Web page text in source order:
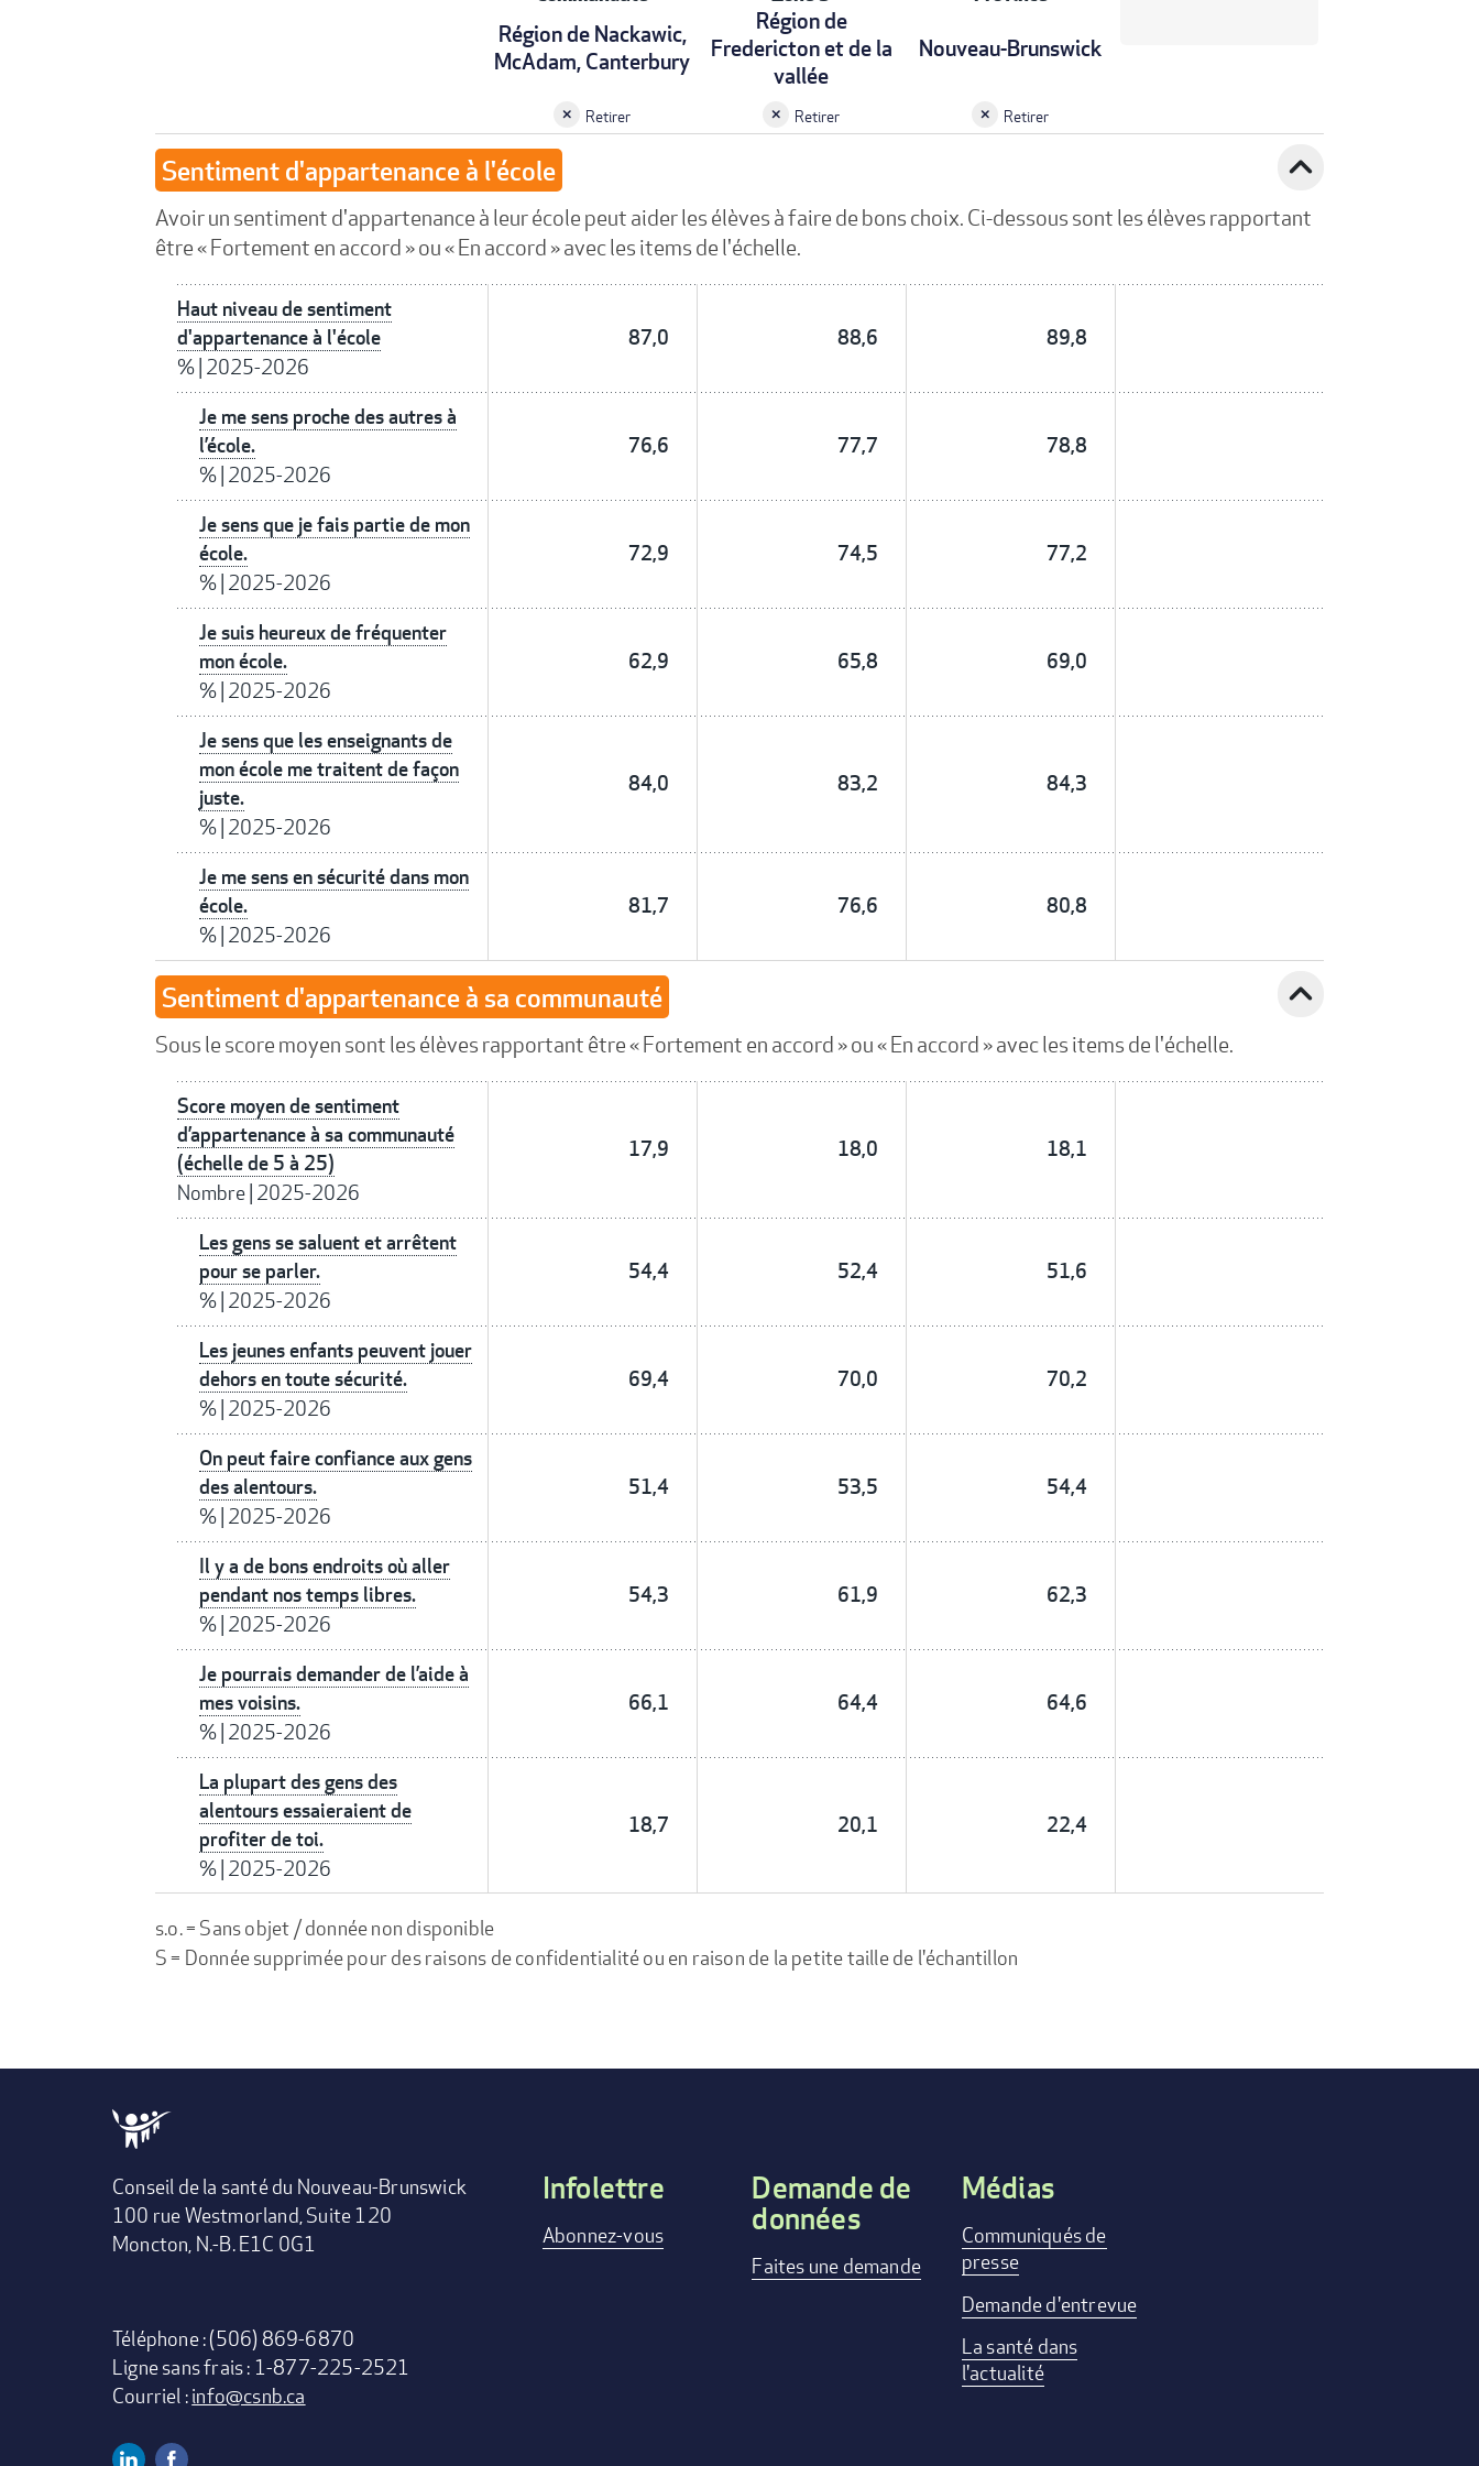
Région de Nackawic,
McAdam, Canterbury
Retirer
Région de
Fredericton et de la
vallée
Retirer
Nouveau-Brunswick
Retirer
Sentiment d'appartenance à l'école expand_less
Avoir un sentiment d'appartenance à leur école peut aider les élèves à faire de bons choix. Ci-dessous sont les élèves rapportant
être « Fortement en accord » ou « En accord » avec les items de l'échelle.
Haut niveau de sentiment
d'appartenance à l'école
%| 2025-2026
87,0 88,6 89,8
Je me sens proche des autres à
l’école.
%| 2025-2026
76,6 77,7 78,8
Je sens que je fais partie de mon
école.
%| 2025-2026
72,9 74,5 77,2
Je suis heureux de fréquenter
mon école.
%| 2025-2026
62,9 65,8 69,0
Je sens que les enseignants de
mon école me traitent de façon
juste.
%| 2025-2026
84,0 83,2 84,3
Je me sens en sécurité dans mon
école.
%| 2025-2026
81,7 76,6 80,8
Sentiment d'appartenance à sa communauté expand_less
Sous le score moyen sont les élèves rapportant être « Fortement en accord » ou « En accord » avec les items de l'échelle.
Score moyen de sentiment
d’appartenance à sa communauté
(échelle de 5 à 25)
Nombre| 2025-2026
17,9 18,0 18,1
Les gens se saluent et arrêtent
pour se parler.
%| 2025-2026
54,4 52,4 51,6
Les jeunes enfants peuvent jouer
dehors en toute sécurité.
%| 2025-2026
69,4 70,0 70,2
On peut faire confiance aux gens
des alentours.
%| 2025-2026
51,4 53,5 54,4
Il y a de bons endroits où aller
pendant nos temps libres.
%| 2025-2026
54,3 61,9 62,3
Je pourrais demander de l’aide à
mes voisins.
%| 2025-2026
66,1 64,4 64,6
La plupart des gens des
alentours essaieraient de
profiter de toi.
%| 2025-2026
18,7 20,1 22,4
s.o. = Sans objet / donnée non disponible
S = Donnée supprimée pour des raisons de confidentialité ou en raison de la petite taille de l'échantillon
Conseil de la santé du Nouveau-Brunswick
100 rue Westmorland, Suite 120
Moncton, N.-B. E1C 0G1
Téléphone : (506) 869-6870
Ligne sans frais : 1-877-225-2521
Courriel :info@csnb.ca
Footer
Infolettre
Abonnez-vous
Demande de
données
Faites une demande
Médias
Communiqués de
presse
Demande d'entrevue
La santé dans
l'actualité
Linkedin